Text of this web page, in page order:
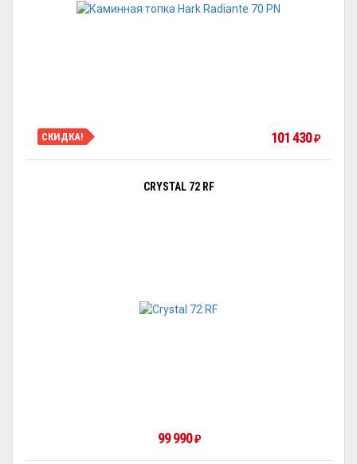
СКИДКА! 101 430 ₽
CRYSTAL 72 RF
99 990 ₽